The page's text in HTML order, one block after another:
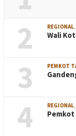
2 REGIONAL,
Wali
3 PEMKOT
4 REGIONAL,